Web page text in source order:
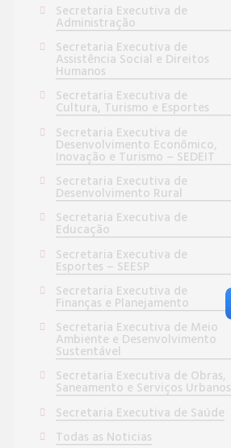
Secretaria Executiva de
Administração
Secretaria Executiva de
Assistência Social e Direitos
Humanos
Secretaria Executiva de
Cultura, Turismo e Esportes
Secretaria Executiva de
Desenvolvimento Econômico,
Inovação e Turismo – SEDEIT
Secretaria Executiva de
Desenvolvimento Rural
Secretaria Executiva de
Educação
Secretaria Executiva de
Esportes – SEESP
Secretaria Executiva de
Finanças e Planejamento
Secretaria Executiva de Meio
Ambiente e Desenvolvimento
Sustentável
Secretaria Executiva de Obras,
Saneamento e Serviços Urbanos
Secretaria Executiva de Saúde
Todas as Noticias